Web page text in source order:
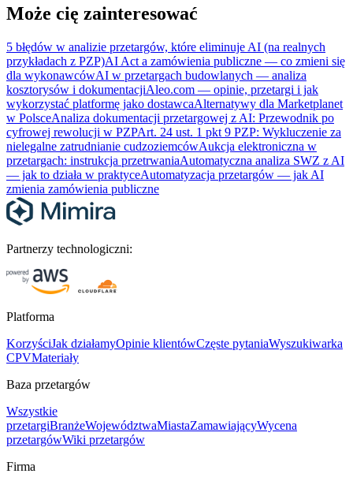
Może cię zainteresować
5 błędów w analizie przetargów, które eliminuje AI (na realnych
przykładach z PZP)AI Act a zamówienia publiczne — co zmieni się
dla wykonawcówAI w przetargach budowlanych — analiza
kosztorysów i dokumentacjiAleo.com — opinie, przetargi i jak
wykorzystać platformę jako dostawcaAlternatywy dla Marketplanet
w PolsceAnaliza dokumentacji przetargowej z AI: Przewodnik po
cyfrowej rewolucji w PZPArt. 24 ust. 1 pkt 9 PZP: Wykluczenie za
nielegalne zatrudnianie cudzoziemcówAukcja elektroniczna w
przetargach: instrukcja przetrwaniaAutomatyczna analiza SWZ z AI
— jak to działa w praktyceAutomatyzacja przetargów — jak AI
zmienia zamówienia publiczne
Partnerzy technologiczni:
Platforma
KorzyściJak działamyOpinie klientówCzęste pytaniaWyszukiwarka
CPVMateriały
Baza przetargów
Wszystkie
przetargiBranżeWojewództwaMiastaZamawiającyWycena
przetargówWiki przetargów
Firma